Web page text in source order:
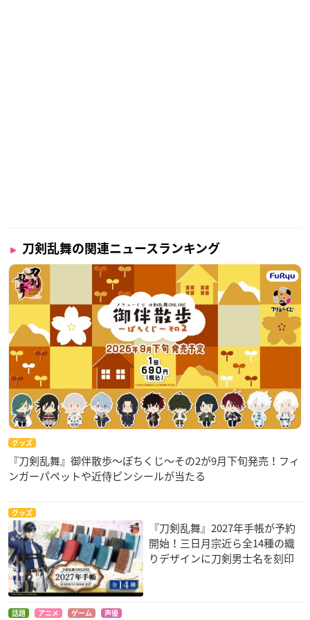
刀剣乱舞の関連ニュースランキング
グッズ
『刀剣乱舞』御伴散歩～ぽちくじ～その2が9月下旬発売！フィ
ンガーパペットや近侍ピンシールが当たる
グッズ
『刀剣乱舞』2027年手帳が予約
開始！三日月宗近ら全14種の織
りデザインに刀剣男士名を刻印
話題 アニメ ゲーム 声優